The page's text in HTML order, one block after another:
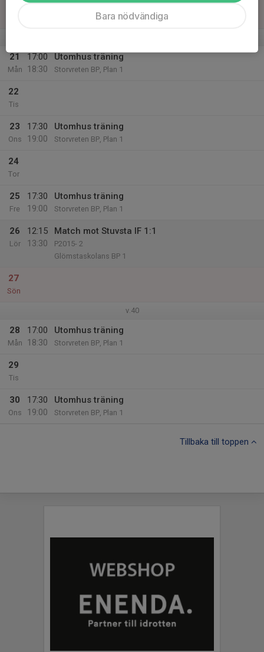
P2015- 2
Storvretens IP 22
21
Mån
17:00
18:30
Utomhus träning
Storvreten BP, Plan 1
22
Tis
23
Ons
17:30
19:00
Utomhus träning
Storvreten BP, Plan 1
24
Tor
25
Fre
17:30
19:00
Utomhus träning
Storvreten BP, Plan 1
26
Lör
12:15
13:30
Match mot Stuvsta IF 1:1
P2015- 2
Glömstaskolans BP 1
27
Sön
v.40
28
Mån
17:00
18:30
Utomhus träning
Storvreten BP, Plan 1
29
Tis
30
Ons
17:30
19:00
Utomhus träning
Storvreten BP, Plan 1
Tillbaka till toppen
Bara nödvändiga